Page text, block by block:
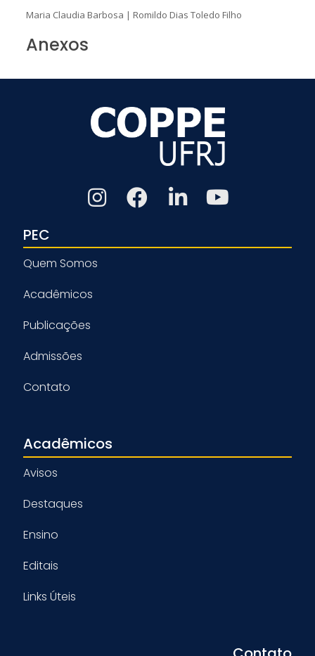
Maria Claudia Barbosa | Romildo Dias Toledo Filho
Anexos
PEC
Quem Somos
Acadêmicos
Publicações
Admissões
Contato
Acadêmicos
Avisos
Destaques
Ensino
Editais
Links Úteis